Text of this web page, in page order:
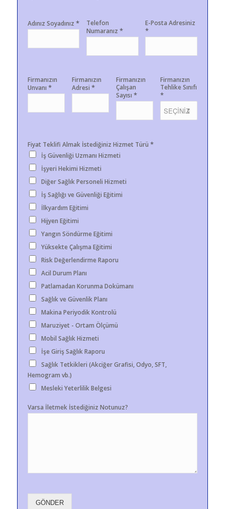
Adınız Soyadınız *
Telefon
Numaranız*
E-Posta Adresiniz
*
Firmanızın
Unvanı *
Firmanızın
Adresi *
Firmanızın
Çalışan
Sayısı *
Firmanızın
Tehlike Sınıfı
*
Fiyat Teklifi Almak İstediğiniz Hizmet Türü *
İş Güvenliği Uzmanı Hizmeti
İşyeri Hekimi Hizmeti
Diğer Sağlık Personeli Hizmeti
İş Sağlığı ve Güvenliği Eğitimi
İlkyardım Eğitimi
Hijyen Eğitimi
Yangın Söndürme Eğitimi
Yüksekte Çalışma Eğitimi
Risk Değerlendirme Raporu
Acil Durum Planı
Patlamadan Korunma Dokümanı
Sağlık ve Güvenlik Planı
Makina Periyodik Kontrolü
Maruziyet - Ortam Ölçümü
Mobil Sağlık Hizmeti
İşe Giriş Sağlık Raporu
Sağlık Tetkikleri (Akciğer Grafisi, Odyo, SFT,
Hemogram vb.)
Mesleki Yeterlilik Belgesi
Varsa İletmek İstediğiniz Notunuz?
GÖNDER